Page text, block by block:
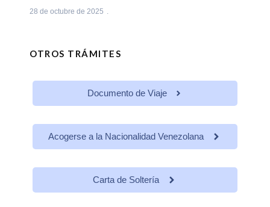
28 de octubre de 2025
OTROS TRÁMITES
Documento de Viaje
Acogerse a la Nacionalidad Venezolana
Carta de Soltería